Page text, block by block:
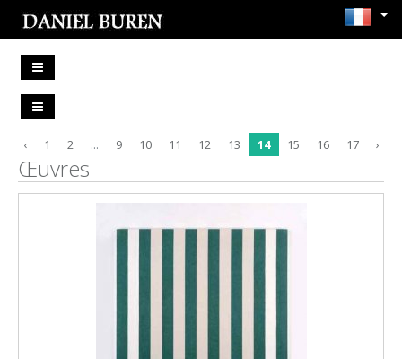
‹ 1 2 ... 9 10 11 12 13 14 15 16 17 ›
Œuvres